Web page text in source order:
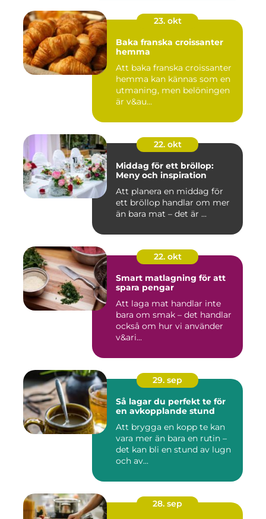
23. okt
Baka franska croissanter
hemma
Att baka franska croissanter
hemma kan kännas som en
utmaning, men belöningen
är v&au...
22. okt
Middag för ett bröllop:
Meny och inspiration
Att planera en middag för
ett bröllop handlar om mer
än bara mat – det är ...
22. okt
Smart matlagning för att
spara pengar
Att laga mat handlar inte
bara om smak – det handlar
också om hur vi använder
v&ari...
29. sep
Så lagar du perfekt te för
en avkopplande stund
Att brygga en kopp te kan
vara mer än bara en rutin –
det kan bli en stund av lugn
och av...
28. sep